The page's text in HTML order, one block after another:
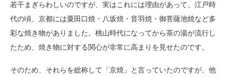
若干まぎらわしいのですが、実はこれには理由があって、江戸時
代の頃、京都には粟田口焼・八坂焼・音羽焼・御菩薩池焼など多
彩な焼き物がありました。桃山時代になってから茶の湯が流行し
たため、焼き物に対する関心が非常に高まりを見せたのです。
そのため、それらを総称して「京焼」と言っていたのですが、他